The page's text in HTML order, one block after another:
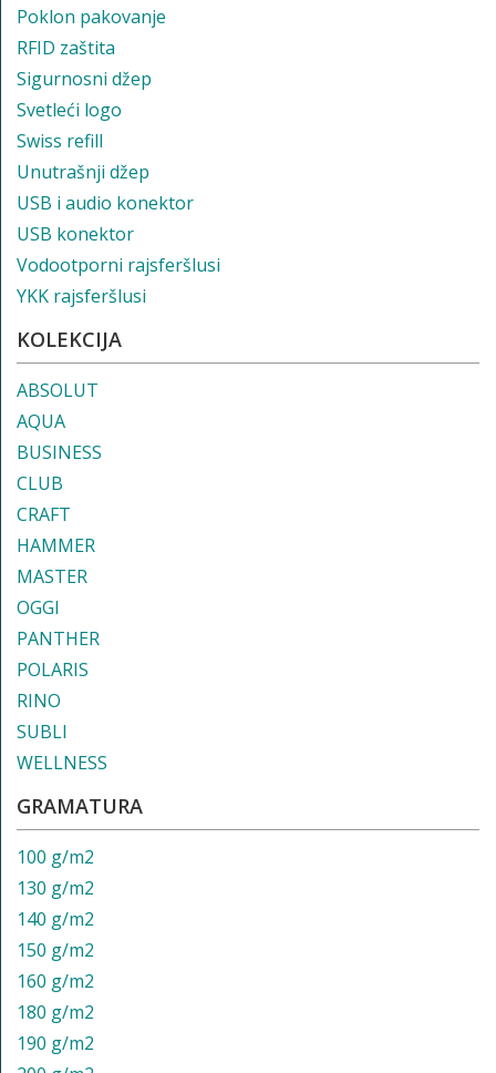
Poklon pakovanje
RFID zaštita
Sigurnosni džep
Svetleći logo
Swiss refill
Unutrašnji džep
USB i audio konektor
USB konektor
Vodootporni rajsferšlusi
YKK rajsferšlusi
KOLEKCIJA
ABSOLUT
AQUA
BUSINESS
CLUB
CRAFT
HAMMER
MASTER
OGGI
PANTHER
POLARIS
RINO
SUBLI
WELLNESS
GRAMATURA
100 g/m2
130 g/m2
140 g/m2
150 g/m2
160 g/m2
180 g/m2
190 g/m2